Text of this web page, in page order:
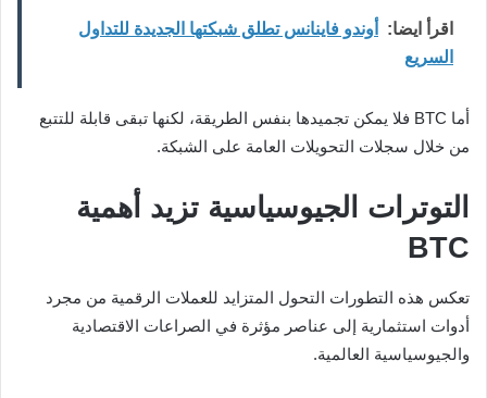
اقرأ ايضا:
أوندو فاينانس تطلق شبكتها الجديدة للتداول
السريع
أما BTC فلا يمكن تجميدها بنفس الطريقة، لكنها تبقى قابلة للتتبع
من خلال سجلات التحويلات العامة على الشبكة.
التوترات الجيوسياسية تزيد أهمية
BTC
تعكس هذه التطورات التحول المتزايد للعملات الرقمية من مجرد
أدوات استثمارية إلى عناصر مؤثرة في الصراعات الاقتصادية
والجيوسياسية العالمية.